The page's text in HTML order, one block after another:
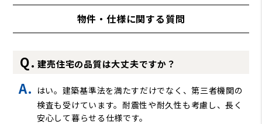
物件・仕様に関する質問
建売住宅の品質は大丈夫ですか？
はい。建築基準法を満たすだけでなく、第三者機関の
検査も受けています。耐震性や耐久性も考慮し、長く
安心して暮らせる仕様です。